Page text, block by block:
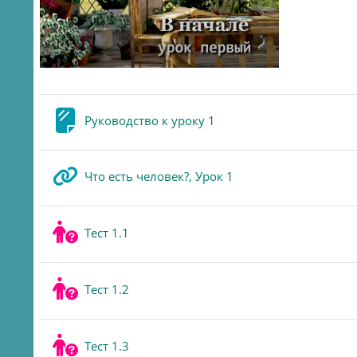
Руководство к уроку 1
Что есть человек?, Урок 1
Тест 1.1
Тест 1.2
Тест 1.3